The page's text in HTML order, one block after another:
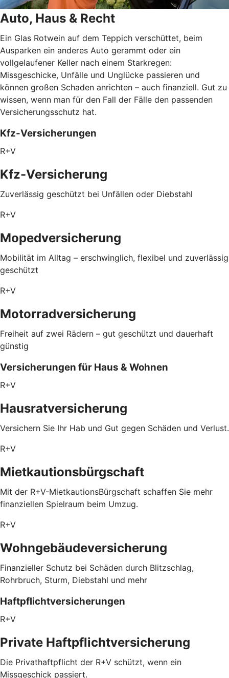
Auto, Haus & Recht
Ein Glas Rotwein auf dem Teppich verschüttet, beim
Ausparken ein anderes Auto gerammt oder ein
vollgelaufener Keller nach einem Starkregen:
Missgeschicke, Unfälle und Unglücke passieren und
können großen Schaden anrichten – auch finanziell. Gut zu
wissen, wenn man für den Fall der Fälle den passenden
Versicherungsschutz hat.
Kfz-Versicherungen
R+V
Kfz-Versicherung
Zuverlässig geschützt bei Unfällen oder Diebstahl
R+V
Mopedversicherung
Mobilität im Alltag – erschwinglich, flexibel und zuverlässig
geschützt
R+V
Motorradversicherung
Freiheit auf zwei Rädern – gut geschützt und dauerhaft
günstig
Versicherungen für Haus & Wohnen
R+V
Hausratversicherung
Versichern Sie Ihr Hab und Gut gegen Schäden und Verlust.
R+V
Mietkautionsbürgschaft
Mit der R+V-MietkautionsBürgschaft schaffen Sie mehr
finanziellen Spielraum beim Umzug.
R+V
Wohngebäudeversicherung
Finanzieller Schutz bei Schäden durch Blitzschlag,
Rohrbruch, Sturm, Diebstahl und mehr
Haftpflichtversicherungen
R+V
Private Haftpflichtversicherung
Die Privathaftpflicht der R+V schützt, wenn ein
Missgeschick passiert.